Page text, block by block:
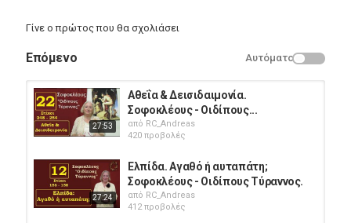
Education
Γίνε ο πρώτος που θα σχολιάσει
Επόμενο Αυτόματο
27:53
Αθεΐα & Δεισιδαιμονία.
Σοφοκλέους - Οιδίπους...
από RC_Andreas
420 προβολές
27:24
Ελπίδα. Αγαθό ή αυταπάτη;
Σοφοκλέους - Οιδίπους Τύραννος.
από RC_Andreas
412 προβολές